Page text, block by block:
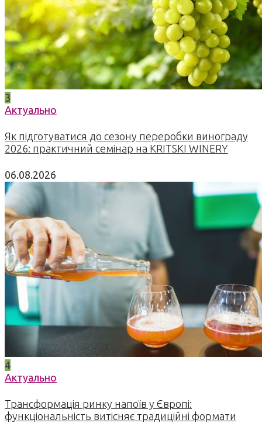
3
Актуально
Як підготуватися до сезону переробки винограду
2026: практичний семінар на KRITSKI WINERY
06.08.2026
4
Актуально
Трансформація ринку напоїв у Європі:
функціональність витісняє традиційні формати